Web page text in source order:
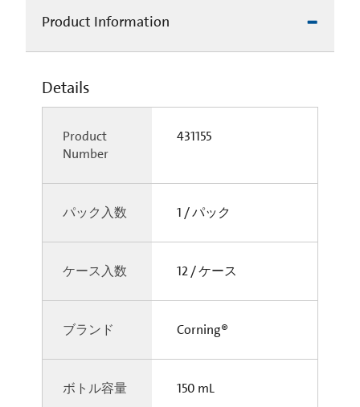
Product Information
Details
Product
Number
431155
パック入数 1 / パック
ケース入数 12 / ケース
ブランド Corning®
ボトル容量 150 mL